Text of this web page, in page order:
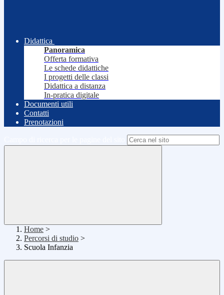
Didattica
Panoramica
Offerta formativa
Le schede didattiche
I progetti delle classi
Didattica a distanza
In-pratica digitale
Documenti utili
Contatti
Prenotazioni
Home >
Percorsi di studio >
Scuola Infanzia